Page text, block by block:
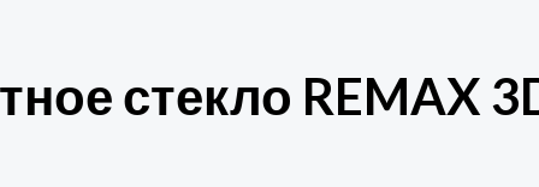
стекло REMAX